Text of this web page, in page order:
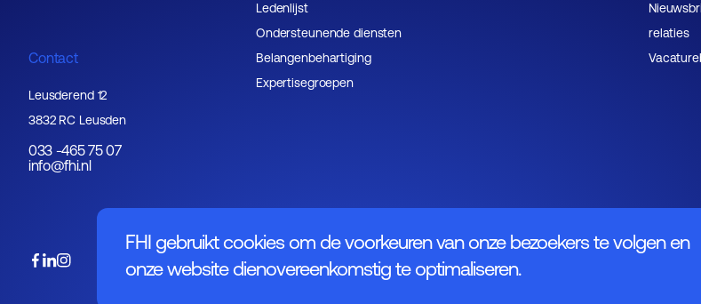
FHI gebruikt cookies om de voorkeuren van onze bezoekers te volgen en
onze website dienovereenkomstig te optimaliseren.
Contact
Leusderend 12
3832 RC Leusden
033 -465 75 07
info@fhi.nl
Ledenlijst
Ondersteunende diensten
Belangenbehartiging
Expertisegroepen
relaties